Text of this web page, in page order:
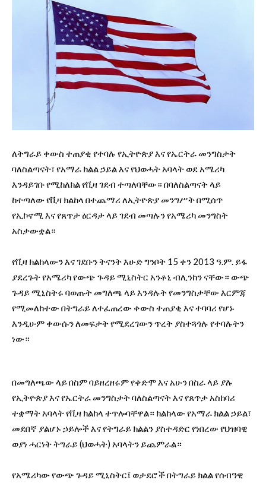
ለትግራይ ቀውስ ተጠያቂ የተባሉ የኢትዮጵያ እና የኤርትራ መንግስታት
ባለስልጣናት፣ የአማራ ክልል ኃይል እና የህወሓት አባላት ወደ አሜሪካ
እንዳይገቡ የሚከለክል የቪዛ ገደብ ተጣለባቸው። በባለስልጣናት ላይ
ከተጣለው የቪዛ ክልከላ በተጨማሪ ለኢትዮጵያ መንግሥት በሚሰጥ
የኢኮኖሚ እና የጸጥታ ዕርዳታ ላይ ገደብ መጣሉን የአሜሪካ መንግስት
አስታውቋል።
የቪዛ ክልከላውን እና ገደቡን ትናንት እሁድ ግንቦት 15 ቀን 2013 ዓ.ም. ይፋ
ያደረጉት የአሜሪካ የውጭ ጉዳይ ሚኒስትር አንቶኒ ብሊንከን ናቸው። ውጭ
ጉዳይ ሚኒስትሩ ባወጡት መግለጫ ላይ እንዳሉት የመንግስታቸው እርምጃ
የሚመለከተው በትግራይ ለተፈጠረው ቀውስ ተጠያቂ እና ተባባሪ የሆኑ
እንዲሁም ቀውሱን ለመፍታት የሚደረገውን ጥረት ያስተጓጎሉ የተባሉትን
ነው።
በመግለጫው ላይ በስም ባይዘረዘሩም የቀድሞ እና አሁን በስራ ላይ ያሉ
የኢትዮጵያ እና የኤርትራ መንግስታት ባለስልጣናት እና የጸጥታ አስከባሪ
ተቋማት አባላት የቪዛ ክልከላ ተጥሎባቸዋል። ክልከላው የአማራ ክልል ኃይል፣
መደበኛ ያልሆኑ ኃይሎች እና የትግራይ ክልልን ያስተዳድር የነበረው የህዝባዊ
ወያነ ሓርነት ትግራይ (ህወሓት) አባላትን ይጨምራል።
የአሜሪካው የውጭ ጉዳይ ሚኒስትር፤ ወታደሮች በትግራይ ክልል የሰብዓዊ